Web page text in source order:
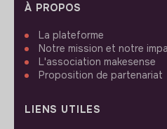
À PROPOS
La plateforme
Notre mission et notre
L'association makesense
Proposition de partenariat
LIENS UTILES